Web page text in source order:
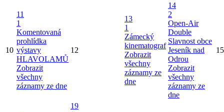
10
11
1
Komentovaná
prohlídka
výstavy
HLAVOLAMŮ
Zobrazit
všechny
záznamy ze dne
12
13
1
Zámecký
kinematograf
Zobrazit
všechny
záznamy ze
dne
14
2
Open-Air
Double
Slavnost obce
Jeseník nad
Odrou
Zobrazit
všechny
záznamy ze
dne
15
19